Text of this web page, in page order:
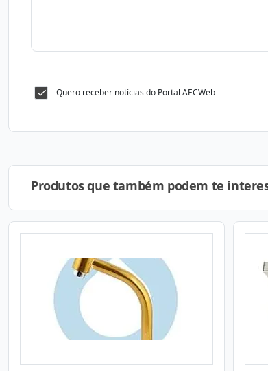
Quero receber notícias do Portal AECWeb
Produtos que também podem te